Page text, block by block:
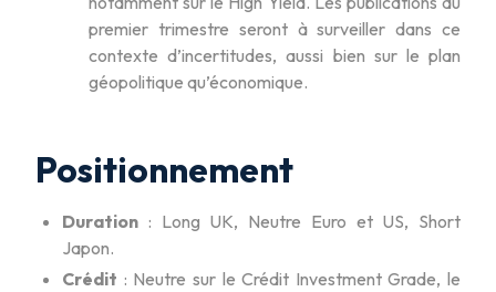
premier trimestre seront à surveiller dans ce
contexte d’incertitudes, aussi bien sur le plan
géopolitique qu’économique.
Positionnement
Duration : Long UK, Neutre Euro et US, Short
Japon.
Crédit : Neutre sur le Crédit Investment Grade, le